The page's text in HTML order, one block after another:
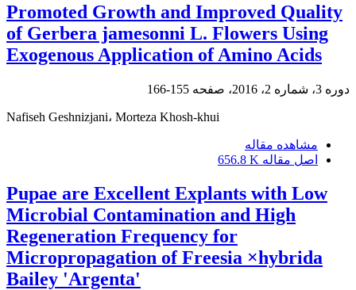
Promoted Growth and Improved Quality
of Gerbera jamesonni L. Flowers Using
Exogenous Application of Amino Acids
دوره 3، شماره 2، 2016، صفحه 155-166
Nafiseh Geshnizjani، Morteza Khosh-khui
مشاهده مقاله
اصل مقاله 656.8 K
Pupae are Excellent Explants with Low
Microbial Contamination and High
Regeneration Frequency for
Micropropagation of Freesia ×hybrida
Bailey 'Argenta'